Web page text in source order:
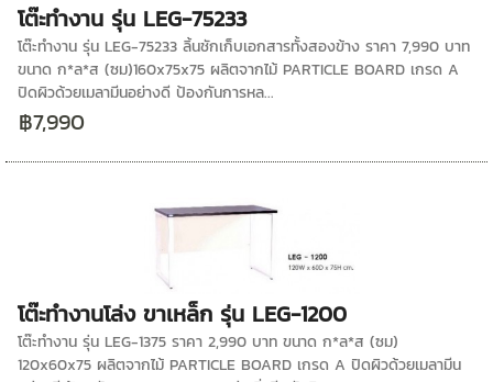
โต๊ะทำงาน รุ่น LEG-75233
โต๊ะทำงาน รุ่น LEG-75233 ลิ้นชักเก็บเอกสารทั้งสองข้าง ราคา 7,990 บาท
ขนาด ก*ล*ส (ซม)160x75x75 ผลิตจากไม้ PARTICLE BOARD เกรด A
ปิดผิวด้วยเมลามีนอย่างดี ป้องกันการหล...
฿7,990
โต๊ะทำงานโล่ง ขาเหล็ก รุ่น LEG-1200
โต๊ะทำงาน รุ่น LEG-1375 ราคา 2,990 บาท ขนาด ก*ล*ส (ซม)
120x60x75 ผลิตจากไม้ PARTICLE BOARD เกรด A ปิดผิวด้วยเมลามีน